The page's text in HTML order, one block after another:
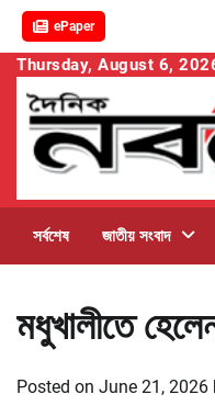
ePaper
Skip
content
Thursday, August 6,
সর্বশেষ জাতীয় সংবাদ
মধুখালীতে
Posted on June 21, 2026